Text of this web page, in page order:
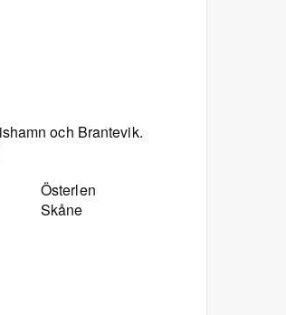
och Brantevik.
Österlen
Skåne